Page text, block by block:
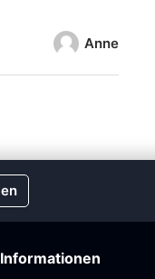
Anne
Informationen